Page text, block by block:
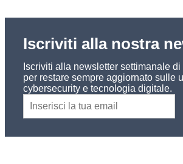
Iscriviti alla nostra
Iscriviti alla newsletter settimanale
per restare sempre aggiornato sulle
cybersecurity e tecnologia digitale.